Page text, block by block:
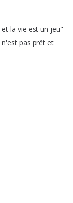
et la vie est un jeu"
n'est pas prêt et